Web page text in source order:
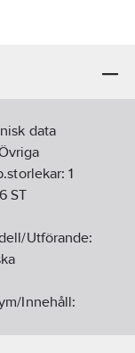
data
1
ST
Utförande:
Innehåll: